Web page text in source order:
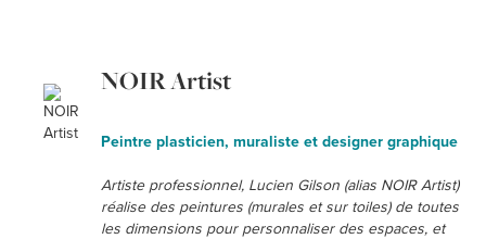
NOIR Artist
Peintre plasticien, muraliste et designer graphique
Artiste professionnel, Lucien Gilson (alias NOIR Artist)
réalise des peintures (murales et sur toiles) de toutes
les dimensions pour personnaliser des espaces, et